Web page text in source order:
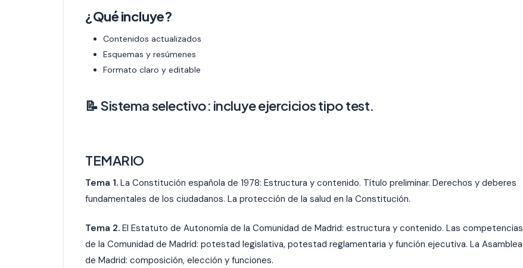
¿Qué incluye?
Contenidos actualizados
Esquemas y resúmenes
Formato claro y editable
📝 Sistema selectivo: incluye ejercicios tipo test.
TEMARIO
Tema 1. La Constitución española de 1978: Estructura y contenido. Título preliminar. Derechos y deberes
fundamentales de los ciudadanos. La protección de la salud en la Constitución.
Tema 2. El Estatuto de Autonomía de la Comunidad de Madrid: estructura y contenido. Las competencias
de la Comunidad de Madrid: potestad legislativa, potestad reglamentaria y función ejecutiva. La Asamblea
de Madrid: composición, elección y funciones.